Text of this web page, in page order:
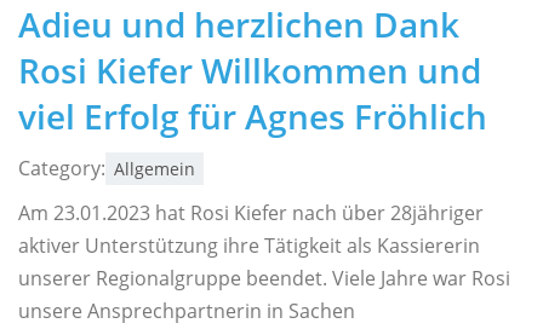
Adieu und herzlichen Dank
Rosi Kiefer Willkommen und
viel Erfolg für Agnes Fröhlich
Category: Allgemein
Am 23.01.2023 hat Rosi Kiefer nach über 28jähriger
aktiver Unterstützung ihre Tätigkeit als Kassiererin
unserer Regionalgruppe beendet. Viele Jahre war Rosi
unsere Ansprechpartnerin in Sachen